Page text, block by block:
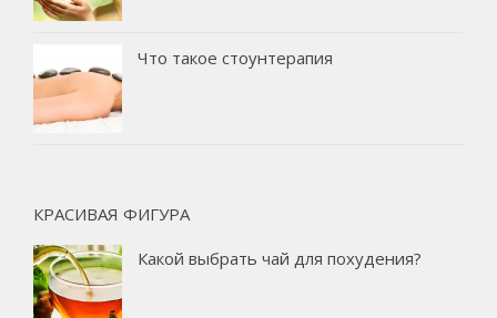
Что такое стоунтерапия
КРАСИВАЯ ФИГУРА
Какой выбрать чай для похудения?